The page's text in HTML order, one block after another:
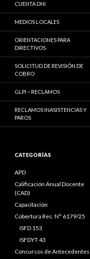
CUENTA DNI
MEDIOS LOCALES
ORIENTACIONES PARA
DIRECTIVOS
SOLICITUD DE REVISIÓN DE
COBRO
GLPI – RECLAMOS
RECLAMOS INASISTENCIAS Y
PAROS
CATEGORÍAS
APD
Calificación Anual Docente
(CAD)
Capacitación
Cobertura Res. N° 6179/25
ISFD 153
ISFDYT 43
Concursos de Antecedentes